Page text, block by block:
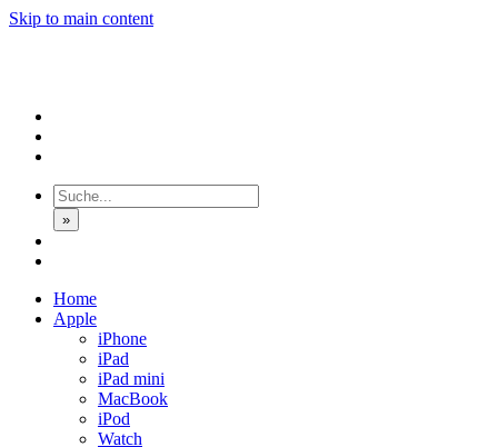
Skip to main content
»
Home
Apple
iPhone
iPad
iPad mini
MacBook
iPod
Watch